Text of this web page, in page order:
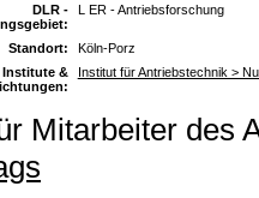
DLR -
L ER - Antriebsforschung
Standort:
Köln-Porz
Institute &
Institut für Antriebstechnik >
Mitarbeiter des